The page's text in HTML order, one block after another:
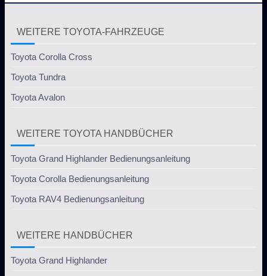
WEITERE TOYOTA-FAHRZEUGE
Toyota Corolla Cross
Toyota Tundra
Toyota Avalon
WEITERE TOYOTA HANDBÜCHER
Toyota Grand Highlander Bedienungsanleitung
Toyota Corolla Bedienungsanleitung
Toyota RAV4 Bedienungsanleitung
WEITERE HANDBÜCHER
Toyota Grand Highlander